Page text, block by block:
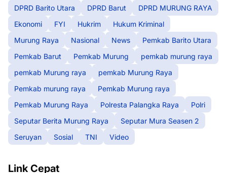
DPRD Barito Utara
DPRD Barut
DPRD MURUNG RAYA
Ekonomi
FYI Hukrim
Hukum Kriminal
Murung Raya
Nasional News
Pemkab Barito Utara
Pemkab Barut
Pemkab Murung
pemkab murung raya
pemkab Murung raya
pemkab Murung Raya
Pemkab murung raya
Pemkab Murung raya
Pemkab Murung Raya
Polresta Palangka Raya
Polri
Seputar Berita Murung Raya
Seputar Mura Seasen 2
Seruyan
Sosial TNI Video
Link Cepat